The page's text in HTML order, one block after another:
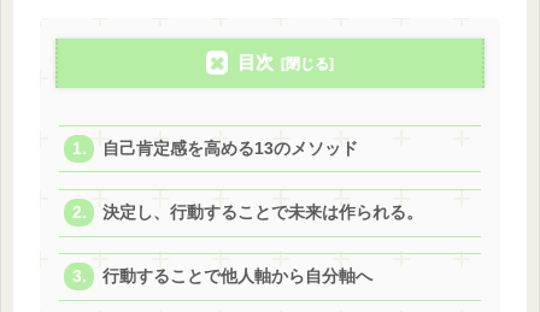
目次
自己肯定感を高める13のメソッド
決定し、行動することで未来は作られる。
行動することで他人軸から自分軸へ